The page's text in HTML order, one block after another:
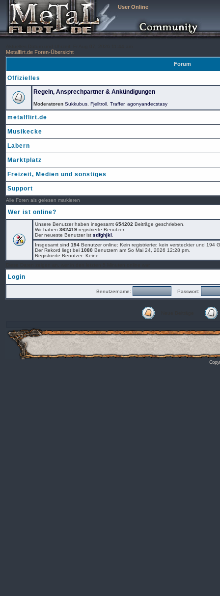
User Online
Metalflirt.de Foren-Übersicht
Forum
Offizielles
Regeln, Ansprechpartner & Ankündigungen
Moderatoren Sukkubus Fjelltroll Traffer, agonyandecstasy
metalflirt.de
Musikecke
Labern
Marktplatz
Freizeit, Medien und sonstiges
Support
Alle Foren als gelesen markieren
Wer ist online?
Unsere Benutzer haben insgesamt 654202 Beiträge geschrieben.
Wir haben 362419 registrierte Benutzer.
Der neueste Benutzer ist sdfghjkl
Insgesamt sind 194 Benutzer online: Kein registrierter, kein versteckter und 194
Der Rekord liegt bei 1080 Benutzern am So Mai 24, 2026 12:28 pm.
Registrierte Benutzer: Keine
Login
Benutzername: Passwort: